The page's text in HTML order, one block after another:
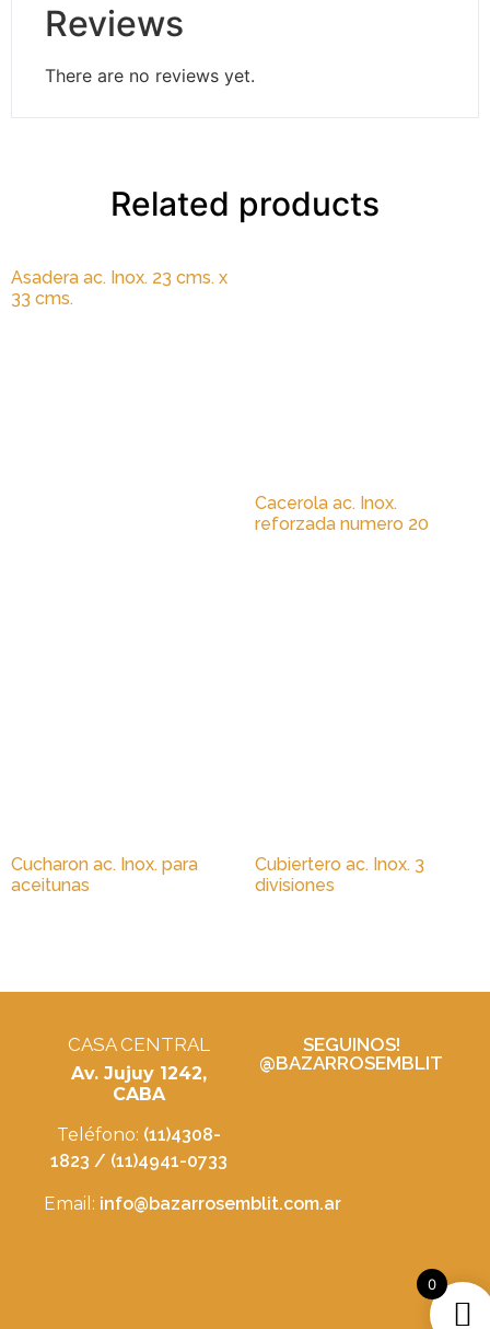
Reviews
There are no reviews yet.
Related products
Asadera ac. Inox. 23 cms. x
33 cms.
Cacerola ac. Inox.
reforzada numero 20
Cucharon ac. Inox. para
aceitunas
Cubiertero ac. Inox. 3
divisiones
CASA CENTRAL
Av. Jujuy 1242,
CABA
Teléfono: (11)4308-
1823 / (11)4941-0733
Email: info@bazarrosemblit.com.ar
SEGUINOS!
@BAZARROSEMBLIT
0